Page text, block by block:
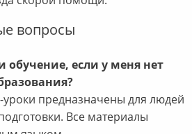
вопросы
если у меня нет
предназначены для людей
Все материалы